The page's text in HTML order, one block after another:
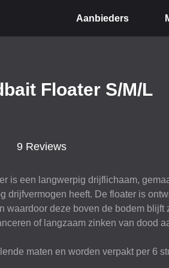
Aanbieders
Floater S/M/L
9 Reviews
is een langwerpig drijflichaam,
drijfvermogen heeft. De floater is
waardoor deze boven de bodem blijft
of langzaam zinken van dood
maten en worden verpakt per 6